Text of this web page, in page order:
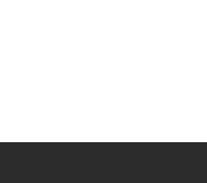
Сегодня, 12:15